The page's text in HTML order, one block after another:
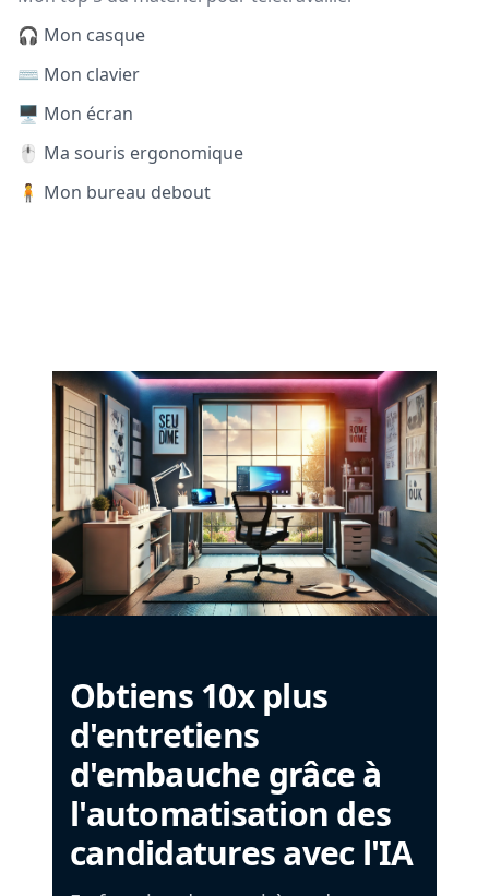
🎧 Mon casque
⌨️ Mon clavier
🖥️ Mon écran
🖱️ Ma souris ergonomique
🧍 Mon bureau debout
Obtiens 10x plus
d'entretiens
d'embauche grâce à
l'automatisation des
candidatures avec l'IA